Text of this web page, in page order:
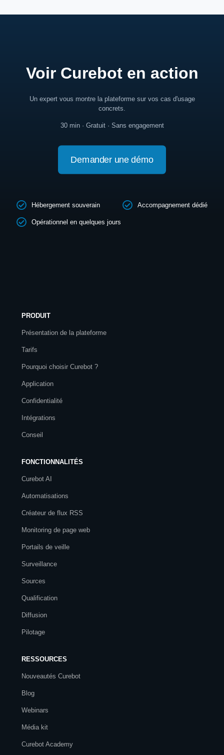
Voir Curebot en action
Un expert vous montre la plateforme sur vos cas d'usage
concrets.
30 min · Gratuit · Sans engagement
Demander une démo
Hébergement souverain Accompagnement dédié
Opérationnel en quelques jours
PRODUIT
Présentation de la plateforme
Tarifs
Pourquoi choisir Curebot ?
Application
Confidentialité
Intégrations
Conseil
FONCTIONNALITÉS
Curebot AI
Automatisations
Créateur de flux RSS
Monitoring de page web
Portails de veille
Surveillance
Sources
Qualification
Diffusion
Pilotage
RESSOURCES
Nouveautés Curebot
Blog
Webinars
Média kit
Curebot Academy